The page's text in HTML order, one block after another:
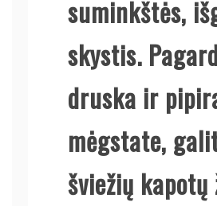
suminkštės,
skystis.
druska ir
mėgstate,
šviežių kapotų